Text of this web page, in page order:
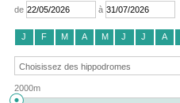
de à
J F M A M J J A
2000m